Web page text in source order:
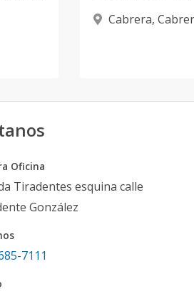
Cabrera,
Oficina
Tiradentes esquina calle
González
7111